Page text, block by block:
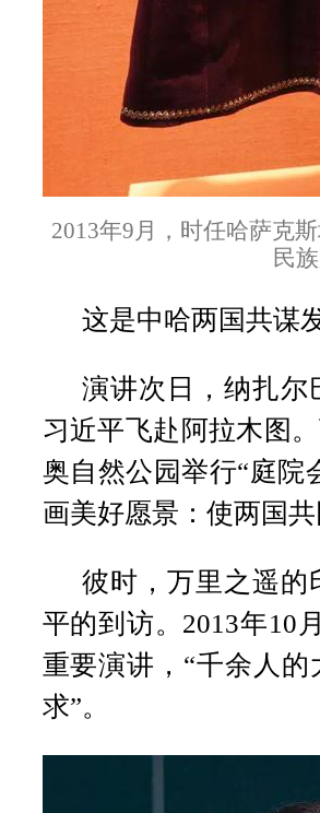
2013年9月，时任哈萨克
民
这是中哈两国共谋
演讲次日，纳扎尔
习近平飞赴阿拉木图
奥自然公园举行“庭院
画美好愿景：使两国
彼时，万里之遥的
平的到访。2013年10
重要演讲，“千余人
求”。